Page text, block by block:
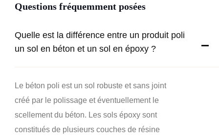
Questions fréquemment posées
Quelle est la différence entre un produit poli
un sol en béton et un sol en époxy ?
Le béton poli est un sol robuste et sans joint
créé par le polissage et éventuellement le
scellement du béton. Les sols époxy sont
constitués de plusieurs couches de résine